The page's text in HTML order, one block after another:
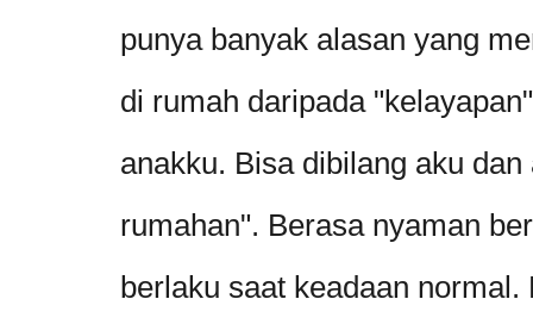
punya banyak alasan yang
di rumah daripada
anakku. Bisa dibilang aku
rumahan". Berasa nyaman
berlaku saat keadaan